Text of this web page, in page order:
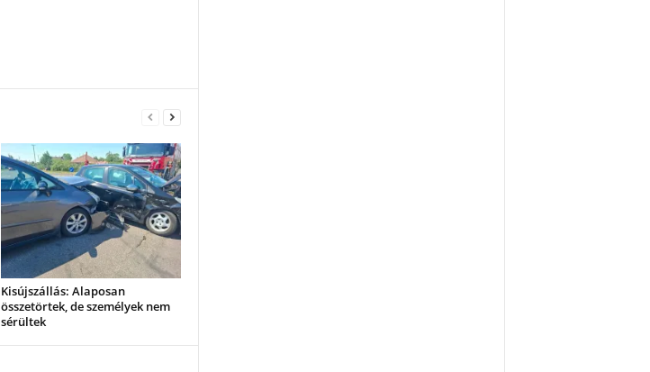
Kisújszállás: Alaposan
összetörtek, de személyek nem
sérültek